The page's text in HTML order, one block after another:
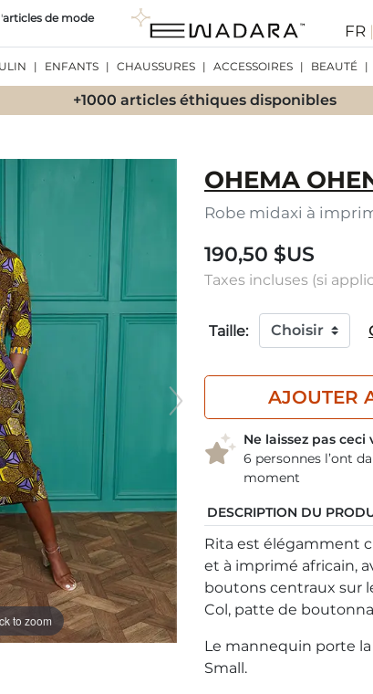
articles de mode
FR |
| ENFANTS | CHAUSSURES | ACCESSOIRES | BEAUTÉ |
+1000 articles éthiques disponibles
to zoom
OHEMA
Robe midaxi à
190,50 $US
Taxes incluses (si
Taille:
AJOUTER
Ne laissez pas
6 personnes l’ont
moment
DESCRIPTION DU
Rita est élégamment
et à imprimé africain,
boutons centraux sur
Col, patte de
Le mannequin porte
Small.